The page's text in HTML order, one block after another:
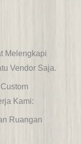
Melengkapi
Vendor Saja.
Kami:
Ruangan